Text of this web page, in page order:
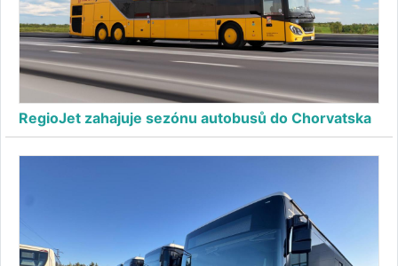
RegioJet zahajuje sezónu autobusů do Chorvatska